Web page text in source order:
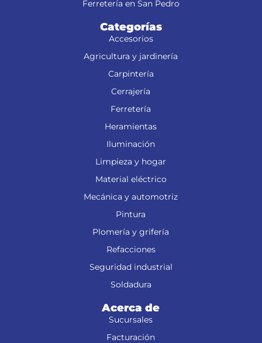
Ferretería en San Pedro
Categorías
Accesorios
Agricultura y jardinería
Carpintería
Cerrajería
Ferretería
Heramientas
Iluminación
Limpieza y hogar
Material eléctrico
Mecánica y automotriz
Pintura
Plomería y grifería
Refacciones
Seguridad industrial
Soldadura
Acerca de
Sucursales
Facturación